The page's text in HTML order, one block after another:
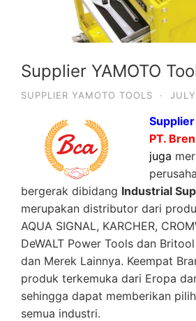
Supplier YAMOTO
SUPPLIER YAMOTO TOOLS ·
Supplier
PT.
juga
bergerak dibidang Industrial
merupakan distributor dari
AQUA SIGNAL, KARCHER,
DeWALT Power Tools dan
dan Merek Lainnya. Keempat
produk terkemuka dari Eropa
sehingga dapat memberikan
semua industri.